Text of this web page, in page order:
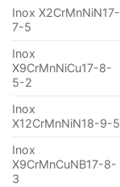
Inox X2CrMnNiN17-
7-5
Inox
X9CrMnNiCu17-8-
5-2
Inox
X12CrMnNiN18-9-5
Inox
X9CrMnCuNB17-8-
3